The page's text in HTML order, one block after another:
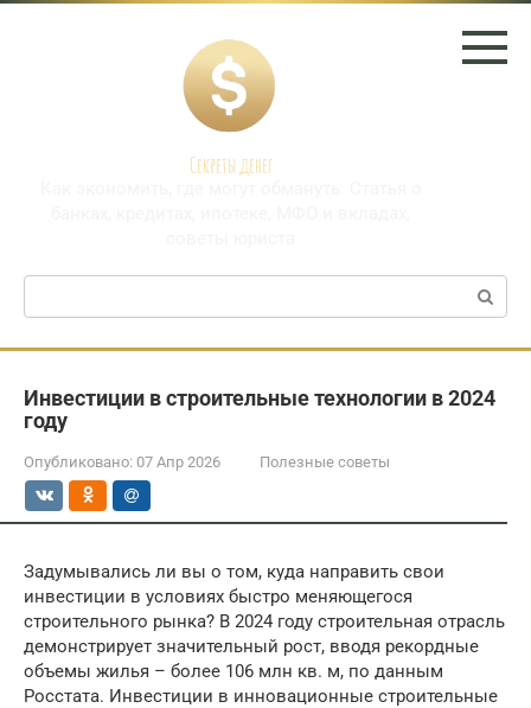
Перейти
Секреты денег
Поиск:
Инвестиции в строительные технологии в 2024
году
Опубликовано: 07 Апр 2026 Полезные советы
Задумывались ли вы о том, куда направить свои
инвестиции в условиях быстро меняющегося
строительного рынка? В 2024 году строительная отрасль
демонстрирует значительный рост, вводя рекордные
объемы жилья – более 106 млн кв. м, по данным
Росстата. Инвестиции в инновационные строительные